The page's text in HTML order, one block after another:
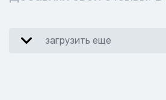
загрузить еще